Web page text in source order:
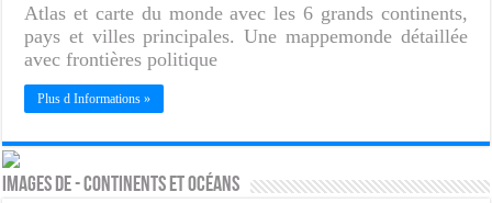
Atlas et carte du monde avec les 6 grands continents,
pays et villes principales. Une mappemonde détaillée
avec frontières politique
Plus d Informations »
Images de - Continents et océans